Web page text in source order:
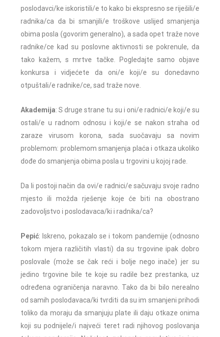
poslodavci/ke iskoristili/e to kako bi ekspresno se riješili/e
radnika/ca da bi smanjili/e troškove uslijed smanjenja
obima posla (govorim generalno), a sada opet traže nove
radnike/ce kad su poslovne aktivnosti se pokrenule, da
tako kažem, s mrtve tačke. Pogledajte samo objave
konkursa i vidjećete da oni/e koji/e su donedavno
otpuštali/e radnike/ce, sad traže nove.
Akademija: S druge strane tu su i oni/e radnici/e koji/e su
ostali/e u radnom odnosu i koji/e se nakon straha od
zaraze virusom korona, sada suočavaju sa novim
problemom: problemom smanjenja plaća i otkaza ukoliko
dođe do smanjenja obima posla u trgovini u kojoj rade.
Da li postoji način da ovi/e radnici/e sačuvaju svoje radno
mjesto ili možda rješenje koje će biti na obostrano
zadovoljstvo i poslodavaca/ki i radnika/ca?
Pepić: Iskreno, pokazalo se i tokom pandemije (odnosno
tokom mjera različitih vlasti) da su trgovine ipak dobro
poslovale (može se čak reći i bolje nego inače) jer su
jedino trgovine bile te koje su radile bez prestanka, uz
određena ograničenja naravno. Tako da bi bilo nerealno
od samih poslodavaca/ki tvrditi da su im smanjeni prihodi
toliko da moraju da smanjuju plate ili daju otkaze onima
koji su podnijele/i najveći teret radi njihovog poslovanja